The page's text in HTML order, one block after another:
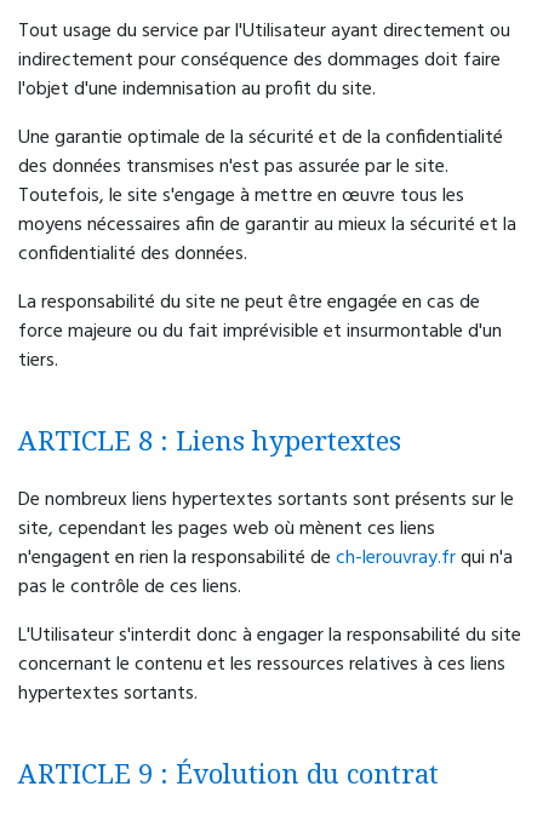
Tout usage du service par l'Utilisateur ayant directement ou
indirectement pour conséquence des dommages doit faire
l'objet d'une indemnisation au profit du site.
Une garantie optimale de la sécurité et de la confidentialité
des données transmises n'est pas assurée par le site.
Toutefois, le site s'engage à mettre en œuvre tous les
moyens nécessaires afin de garantir au mieux la sécurité et la
confidentialité des données.
La responsabilité du site ne peut être engagée en cas de
force majeure ou du fait imprévisible et insurmontable d'un
tiers.
ARTICLE 8 : Liens hypertextes
De nombreux liens hypertextes sortants sont présents sur le
site, cependant les pages web où mènent ces liens
n'engagent en rien la responsabilité dech-lerouvray.frqui n'a
pas le contrôle de ces liens.
L'Utilisateur s'interdit donc à engager la responsabilité du site
concernant le contenu et les ressources relatives à ces liens
hypertextes sortants.
ARTICLE 9 : Évolution du contrat